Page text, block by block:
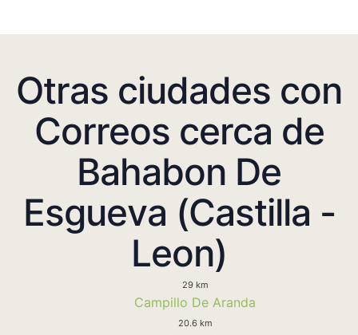
Otras ciudades con
Correos cerca de
Bahabon De
Esgueva (Castilla -
Leon)
29 km
Campillo De Aranda
20.6 km